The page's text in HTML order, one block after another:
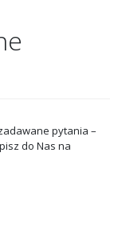
pytania –
do Nas na